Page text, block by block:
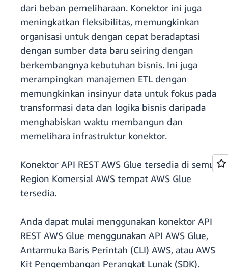
dari beban pemeliharaan. Konektor ini juga
meningkatkan fleksibilitas, memungkinkan
organisasi untuk dengan cepat beradaptasi
dengan sumber data baru seiring dengan
berkembangnya kebutuhan bisnis. Ini juga
merampingkan manajemen ETL dengan
memungkinkan insinyur data untuk fokus pada
transformasi data dan logika bisnis daripada
menghabiskan waktu membangun dan
memelihara infrastruktur konektor.
Konektor API REST AWS Glue tersedia di semua
Region Komersial AWS tempat AWS Glue
tersedia.
Anda dapat mulai menggunakan konektor API
REST AWS Glue menggunakan API AWS Glue,
Antarmuka Baris Perintah (CLI) AWS, atau AWS
Kit Pengembangan Perangkat Lunak (SDK).